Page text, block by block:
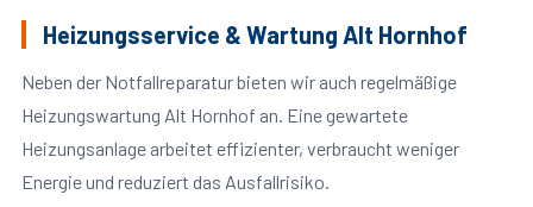
Heizungsservice & Wartung Alt Hornhof
Neben der Notfallreparatur bieten wir auch regelmäßige
Heizungswartung Alt Hornhof an. Eine gewartete
Heizungsanlage arbeitet effizienter, verbraucht weniger
Energie und reduziert das Ausfallrisiko.